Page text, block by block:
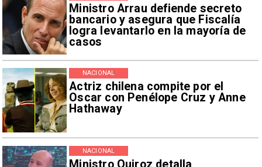
Ministro Arrau defiende secreto
bancario y asegura que Fiscalía
logra levantarlo en la mayoría de
casos
Actriz chilena compite por el
Oscar con Penélope Cruz y Anne
Hathaway
NACIONAL
Ministro Quiroz detalla
NACIONAL